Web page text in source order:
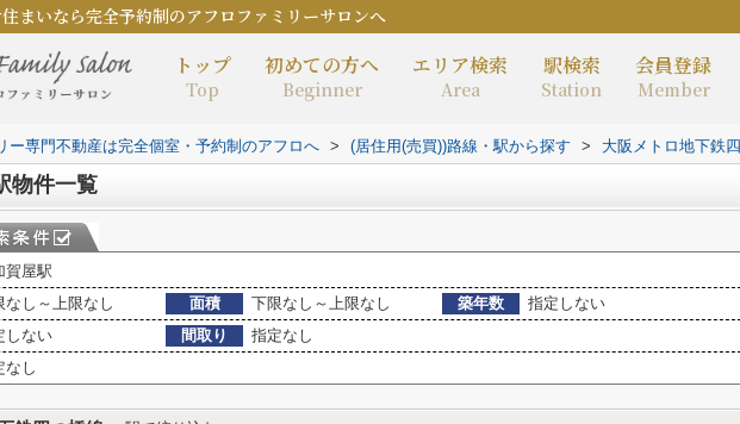
まいなら完全予約制のアフロファミリーサロンへ
トップ
Top
初めての方へ
Beginner
エリア検索
Area
駅検索
Station
会員登録
Member
ー専門不動産は完全個室・予約制のアフロへ > (居住用(売買))路線・駅から探す > 大阪メトロ地下鉄
物件一覧
賀屋駅
なし～上限なし 面積 下限なし～上限なし 築年数
指定しない
しない 間取り
指定なし
なし